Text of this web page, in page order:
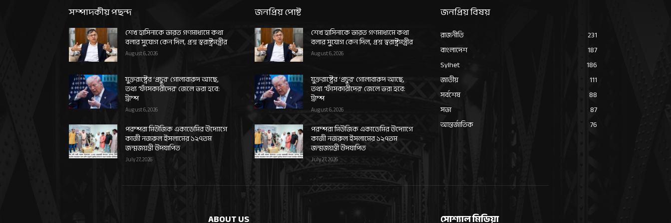
সম্পাদকীয় পছন্দ
শেখ হাসিনাকে ভারত গণমাধ্যমে কথা
বলার সুযোগ কেন দিল, প্রশ্ন স্বরাষ্ট্রমন্ত্রীর
August 6, 2026
যুক্তরাষ্ট্রের ‘প্রচুর’ গোলাবারুদ আছে,
তথ্য ‘ফাঁসকারীদের’ জেলে ভরা হবে:
ট্রাম্প
August 6, 2026
পরম্পরা মিউজিক একাডেমির উদ্যোগে
কাজী নজরুল ইসলামের ১২৭তম
জন্মজয়ন্তী উদযাপিত
July 27, 2026
জনপ্রিয় পোষ্ট
শেখ হাসিনাকে ভারত গণমাধ্যমে কথা
বলার সুযোগ কেন দিল, প্রশ্ন স্বরাষ্ট্রমন্ত্রীর
August 6, 2026
যুক্তরাষ্ট্রের ‘প্রচুর’ গোলাবারুদ আছে,
তথ্য ‘ফাঁসকারীদের’ জেলে ভরা হবে:
ট্রাম্প
August 6, 2026
পরম্পরা মিউজিক একাডেমির উদ্যোগে
কাজী নজরুল ইসলামের ১২৭তম
জন্মজয়ন্তী উদযাপিত
July 27, 2026
জনপ্রিয় বিষয়
রাজনীতি
231
বাংলাদেশ
187
Sylhet
186
জাতীয়
111
সর্বশেষ
88
সভা
87
আন্তর্জাতিক
76
ABOUT US সোশ্যাল মিডিয়া